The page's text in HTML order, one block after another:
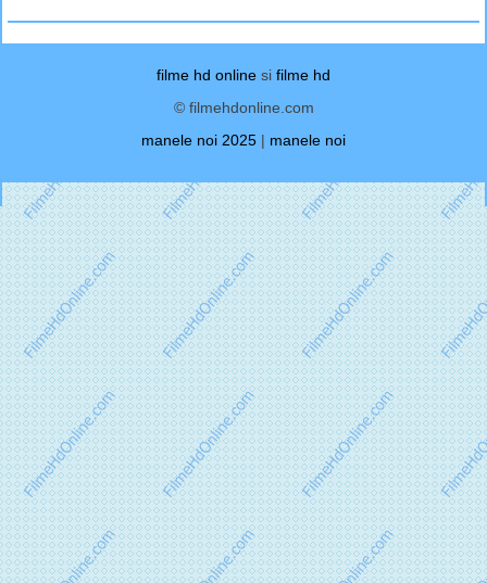
filme hd online si filme hd
© filmehdonline.com
manele noi 2025 | manele noi